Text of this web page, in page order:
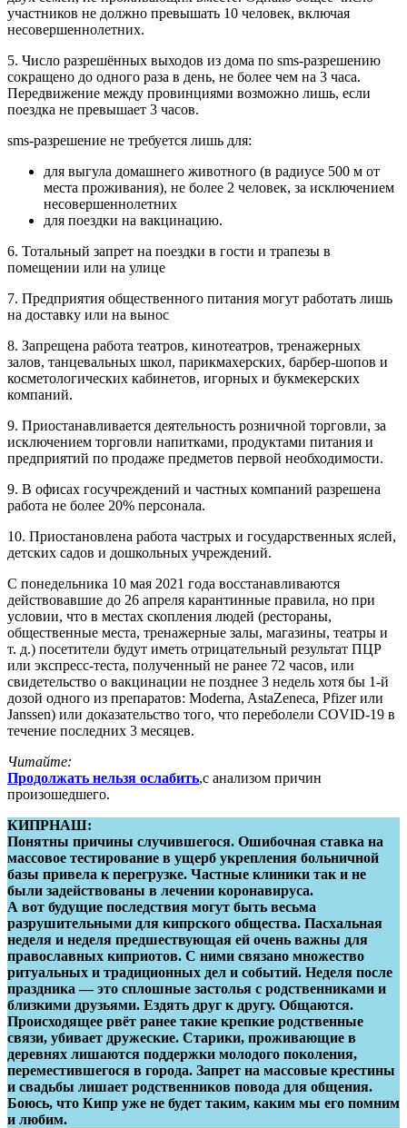
участников не должно превышать 10 человек, включая
несовершеннолетних.
5. Число разрешённых выходов из дома по sms-разрешению
сокращено до одного раза в день, не более чем на 3 часа.
Передвижение между провинциями возможно лишь, если
поездка не превышает 3 часов.
sms-разрешение не требуется лишь для:
для выгула домашнего животного (в радиусе 500 м от
места проживания), не более 2 человек, за исключением
несовершеннолетних
для поездки на вакцинацию.
6. Тотальный запрет на поездки в гости и трапезы в
помещении или на улице
7. Предприятия общественного питания могут работать лишь
на доставку или на вынос
8. Запрещена работа театров, кинотеатров, тренажерных
залов, танцевальных школ, парикмахерских, барбер-шопов и
косметологических кабинетов, игорных и букмекерских
компаний.
9. Приостанавливается деятельность розничной торговли, за
исключением торговли напитками, продуктами питания и
предприятий по продаже предметов первой необходимости.
9. В офисах госучреждений и частных компаний разрешена
работа не более 20% персонала.
10. Приостановлена работа частрых и государственных яслей,
детских садов и дошкольных учреждений.
С понедельника 10 мая 2021 года восстанавливаются
действовавшие до 26 апреля карантинные правила, но при
условии, что в местах скопления людей (рестораны,
общественные места, тренажерные залы, магазины, театры и
т. д.) посетители будут иметь отрицательный результат ПЦР
или экспресс-теста, полученный не ранее 72 часов, или
свидетельство о вакцинации не позднее 3 недель хотя бы 1-й
дозой одного из препаратов: Moderna, AstaZeneca, Pfizer или
Janssen) или доказательство того, что переболели COVID-19 в
течение последних 3 месяцев.
Читайте:
Продолжать нельзя ослабить,с анализом причин
произошедшего.
КИПРНАШ:
Понятны причины случившегося. Ошибочная ставка на
массовое тестирование в ущерб укрепления больничной
базы привела к перегрузке. Частные клиники так и не
были задействованы в лечении коронавируса.
А вот будущие последствия могут быть весьма
разрушительными для кипрского общества. Пасхальная
неделя и неделя предшествующая ей очень важны для
православных киприотов. С ними связано множество
ритуальных и традиционных дел и событий. Неделя после
праздника — это сплошные застолья с родственниками и
близкими друзьями. Ездять друг к другу. Общаются.
Происходящее рвёт ранее такие крепкие родственные
связи, убивает дружеские. Старики, проживающие в
деревнях лишаются поддержки молодого поколения,
переместившегося в города. Запрет на массовые крестины
и свадьбы лишает родственников повода для общения.
Боюсь, что Кипр уже не будет таким, каким мы его помним
и любим.